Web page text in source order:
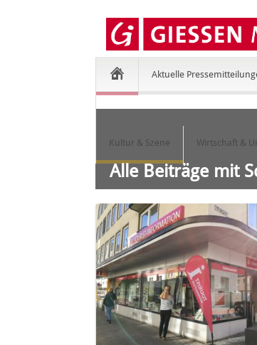
Aktuelle
Kultur & Szene Wirtschaft &
Alle Beiträge mit